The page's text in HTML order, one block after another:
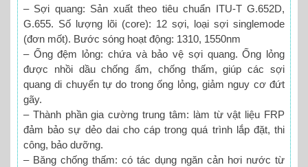
– Sợi quang: Sản xuất theo tiêu chuẩn ITU-T G.652D,
G.655. Số lượng lõi (core): 12 sợi, loại sợi singlemode
(đơn mốt). Bước sóng hoạt động: 1310, 1550nm
– Ống đệm lỏng: chứa và bảo vệ sợi quang. Ống lỏng
được nhồi dầu chống ẩm, chống thấm, giúp các sợi
quang di chuyển tự do trong ống lỏng, giảm nguy cơ đứt
gãy.
– Thành phần gia cường trung tâm: làm từ vật liệu FRP
đảm bảo sự dẻo dai cho cáp trong quá trình lắp đặt, thi
công, bảo dưỡng.
– Băng chống thấm: có tác dụng ngăn cản hơi nước từ